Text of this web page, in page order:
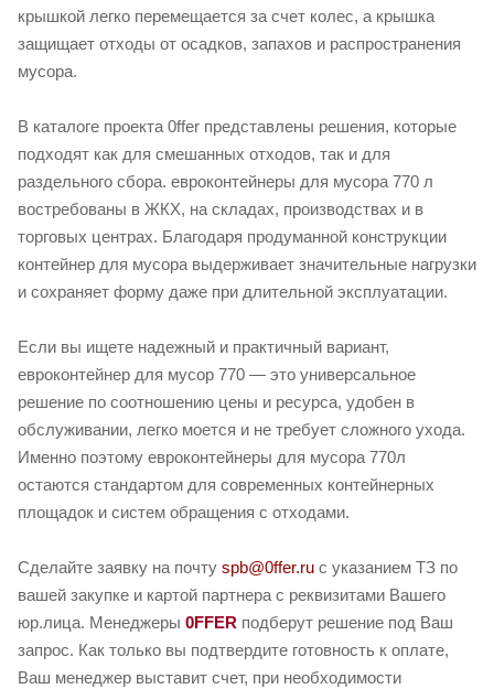
крышкой легко перемещается за счет колес, а крышка
защищает отходы от осадков, запахов и распространения
мусора.
В каталоге проекта 0ffer представлены решения, которые
подходят как для смешанных отходов, так и для
раздельного сбора. евроконтейнеры для мусора 770 л
востребованы в ЖКХ, на складах, производствах и в
торговых центрах. Благодаря продуманной конструкции
контейнер для мусора выдерживает значительные нагрузки
и сохраняет форму даже при длительной эксплуатации.
Если вы ищете надежный и практичный вариант,
евроконтейнер для мусор 770 — это универсальное
решение по соотношению цены и ресурса, удобен в
обслуживании, легко моется и не требует сложного ухода.
Именно поэтому евроконтейнеры для мусора 770л
остаются стандартом для современных контейнерных
площадок и систем обращения с отходами.
Сделайте заявку на почту spb@0ffer.ru с указанием ТЗ по
вашей закупке и картой партнера с реквизитами Вашего
юр.лица. Менеджеры 0FFER подберут решение под Ваш
запрос. Как только вы подтвердите готовность к оплате,
Ваш менеджер выставит счет, при необходимости